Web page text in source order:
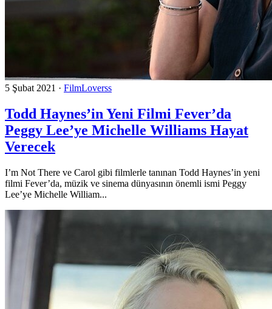
5 Şubat 2021 · FilmLoverss
Todd Haynes’in Yeni Filmi Fever’da
Peggy Lee’ye Michelle Williams Hayat
Verecek
I’m Not There ve Carol gibi filmlerle tanınan Todd Haynes’in yeni
filmi Fever’da, müzik ve sinema dünyasının önemli ismi Peggy
Lee’ye Michelle William...